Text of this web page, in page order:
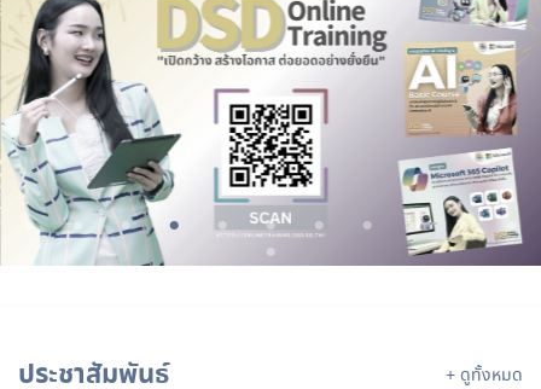
ประชาสัมพันธ์ + ดูทั้งหมด